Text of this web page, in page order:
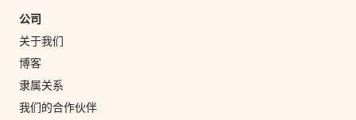
公司
关于我们
博客
隶属关系
我们的合作伙伴